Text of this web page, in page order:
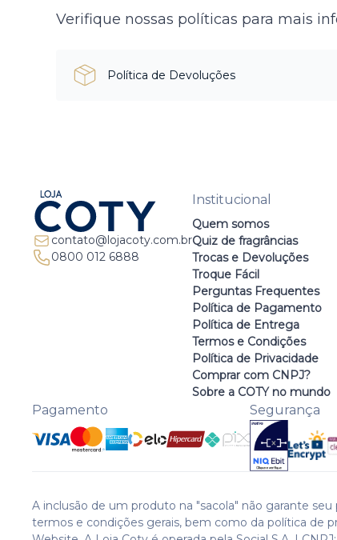
Verifique nossas políticas para mais
Política de Devoluções
contato@lojacoty.com.br
0800 012 6888
Institucional
Quem somos
Quiz de fragrâncias
Trocas e Devoluções
Troque Fácil
Perguntas Frequentes
Política de Pagamento
Política de Entrega
Termos e Condições
Política de Privacidade
Comprar com CNPJ?
Sobre a COTY no mundo
Pagamento Segurança
A inclusão de um produto na "sacola" não garante
termos e condições gerais, bem como da política de